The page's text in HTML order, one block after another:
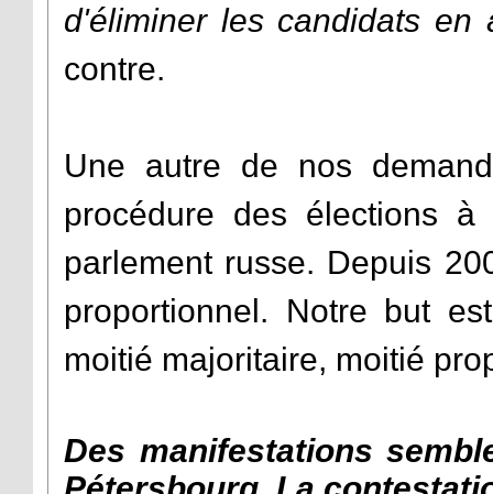
d'éliminer les candidats en
contre.
Une autre de nos
procédure des élections
parlement russe. Depuis
proportionnel. Notre but
moitié majoritaire, moitié
Des manifestations